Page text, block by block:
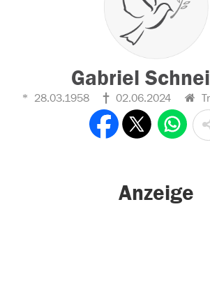
Gabriel
28.03.1958 02.06.2024
Anzeige